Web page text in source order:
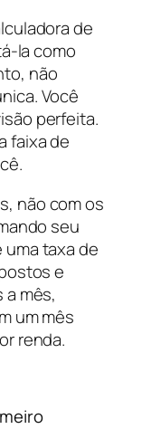
de
la como
não
Você
perfeita.
faixa de
não com os
seu
taxa de
e
a mês,
um mês
renda.